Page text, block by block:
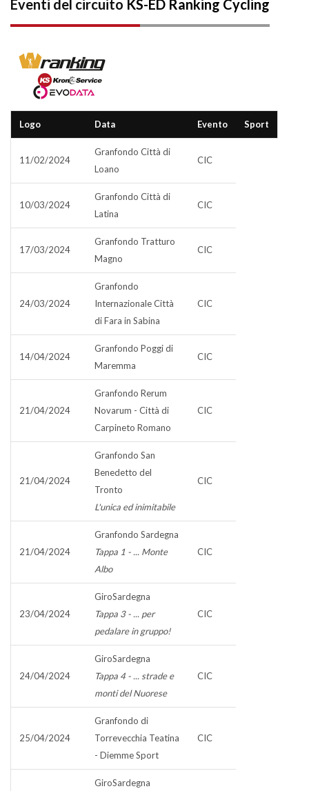
Eventi del circuito KS-ED Ranking Cycling
Logo Data Evento Sport
11/02/2024
Granfondo Città di
Loano
CIC
10/03/2024
Granfondo Città di
Latina
CIC
17/03/2024
Granfondo Tratturo
Magno
CIC
24/03/2024
Granfondo
Internazionale Città
di Fara in Sabina
CIC
14/04/2024
Granfondo Poggi di
Maremma
CIC
21/04/2024
Granfondo Rerum
Novarum - Città di
Carpineto Romano
CIC
21/04/2024
Granfondo San
Benedetto del
Tronto
L'unica ed inimitabile
CIC
21/04/2024
Granfondo Sardegna
Tappa 1 - ... Monte
Albo
CIC
23/04/2024
GiroSardegna
Tappa 3 - ... per
pedalare in gruppo!
CIC
24/04/2024
GiroSardegna
Tappa 4 - ... strade e
monti del Nuorese
CIC
25/04/2024
Granfondo di
Torrevecchia Teatina
- Diemme Sport
CIC
GiroSardegna